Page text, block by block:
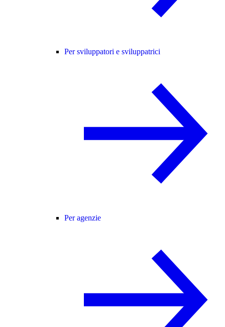
Per sviluppatori e sviluppatrici
Per agenzie